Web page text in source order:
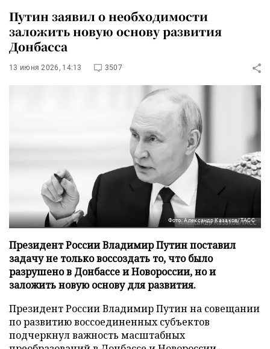
Путин заявил о необходимости
заложить новую основу развития
Донбасса
13 июня 2026, 14:13 3507
Фото: Александр Казаков/ТАСС
Президент России Владимир Путин поставил
задачу не только воссоздать то, что было
разрушено в Донбассе и Новороссии, но и
заложить новую основу для развития.
Президент России Владимир Путин на совещании
по развитию воссоединенных субъектов
подчеркнул важность масштабных